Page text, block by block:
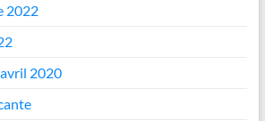
2022
2020